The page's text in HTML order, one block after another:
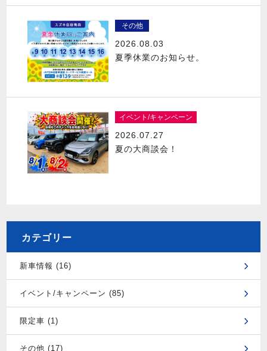
その他
2026.08.03
夏季休業のお知らせ。
イベント/キャンペーン
2026.07.27
夏の大商談会！
カテゴリー
新車情報 (16)
イベント/キャンペーン (85)
限定車 (1)
その他 (17)